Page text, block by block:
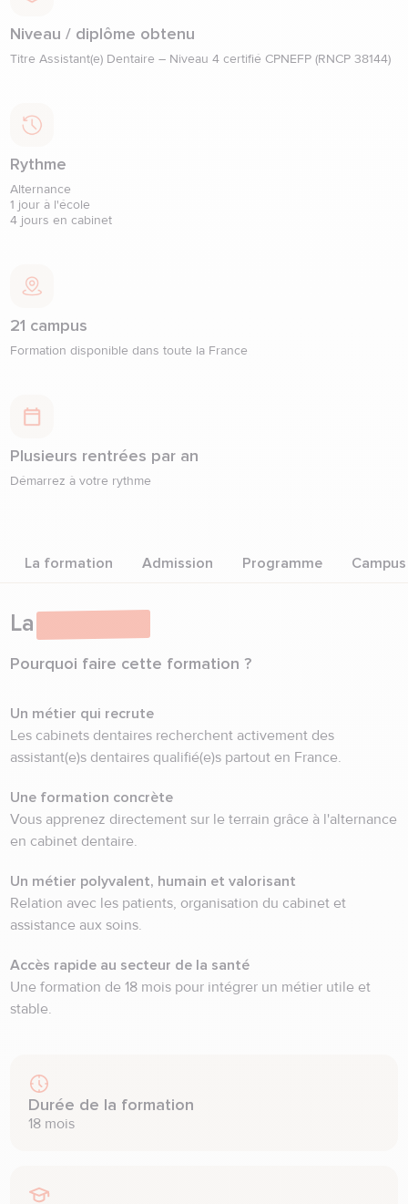
Niveau / diplôme obtenu
Titre Assistant(e) Dentaire – Niveau 4 certifié CPNEFP (RNCP 38144)
Rythme
Alternance
1 jour à l'école
4 jours en cabinet
21 campus
Formation disponible dans toute la France
Plusieurs rentrées par an
Démarrez à votre rythme
La formation Admission Programme Campus
La
Pourquoi faire cette formation ?
Un métier qui recrute
Les cabinets dentaires recherchent activement des
assistant(e)s dentaires qualifié(e)s partout en France.
Une formation concrète
Vous apprenez directement sur le terrain grâce à l'alternance
en cabinet dentaire.
Un métier polyvalent, humain et valorisant
Relation avec les patients, organisation du cabinet et
assistance aux soins.
Accès rapide au secteur de la santé
Une formation de 18 mois pour intégrer un métier utile et
stable.
Durée de la formation
18 mois